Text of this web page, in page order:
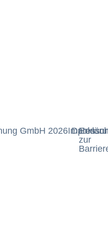
GmbH 2026
zur